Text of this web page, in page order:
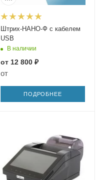
Штрих-НАНО-Ф с кабелем
USB
В наличии
от 12 800 ₽
от
ПОДРОБНЕЕ